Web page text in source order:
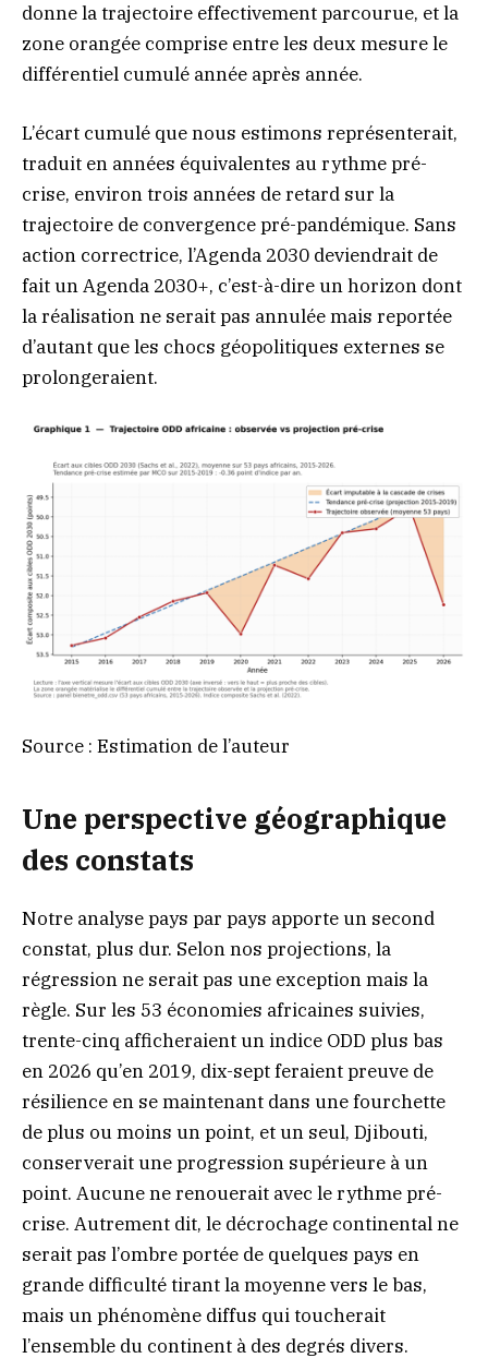
donne la trajectoire effectivement parcourue, et la
zone orangée comprise entre les deux mesure le
différentiel cumulé année après année.
L’écart cumulé que nous estimons représenterait,
traduit en années équivalentes au rythme pré-
crise, environ trois années de retard sur la
trajectoire de convergence pré-pandémique. Sans
action correctrice, l’Agenda 2030 deviendrait de
fait un Agenda 2030+, c’est-à-dire un horizon dont
la réalisation ne serait pas annulée mais reportée
d’autant que les chocs géopolitiques externes se
prolongeraient.
Source : Estimation de l’auteur
Une perspective géographique
des constats
Notre analyse pays par pays apporte un second
constat, plus dur. Selon nos projections, la
régression ne serait pas une exception mais la
règle. Sur les 53 économies africaines suivies,
trente-cinq afficheraient un indice ODD plus bas
en 2026 qu’en 2019, dix-sept feraient preuve de
résilience en se maintenant dans une fourchette
de plus ou moins un point, et un seul, Djibouti,
conserverait une progression supérieure à un
point. Aucune ne renouerait avec le rythme pré-
crise. Autrement dit, le décrochage continental ne
serait pas l’ombre portée de quelques pays en
grande difficulté tirant la moyenne vers le bas,
mais un phénomène diffus qui toucherait
l’ensemble du continent à des degrés divers.